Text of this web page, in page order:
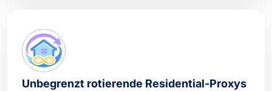
Unbegrenzt rotierende Residential-Proxys